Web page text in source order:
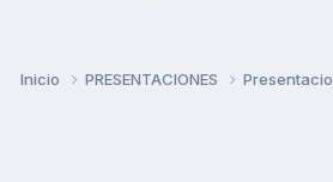
Inicio PRESENTACIONES